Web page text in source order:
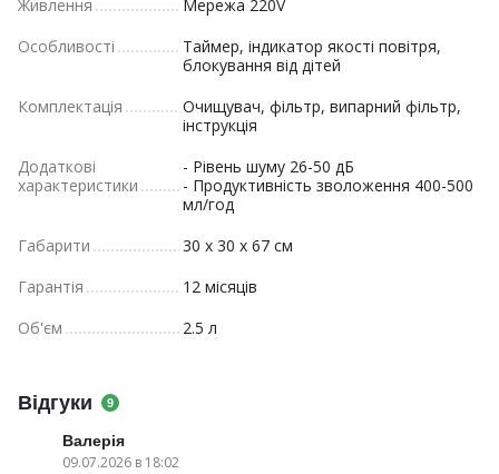
Живлення
Мережа 220V
Особливості
Таймер, індикатор якості повітря,
блокування від дітей
Комплектація
Очищувач, фільтр, випарний фільтр,
інструкція
Додаткові
характеристики
- Рівень шуму 26-50 дБ
- Продуктивність зволоження 400-500
мл/год
Габарити
30 x 30 x 67 см
Гарантія
12 місяців
Об'єм
2.5 л
Відгуки 9
Валерія
09.07.2026 в 18:02